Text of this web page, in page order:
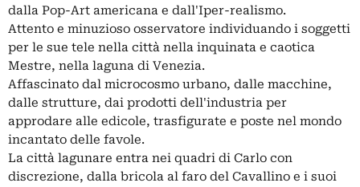
dalla Pop-Art americana e dall'Iper-realismo.
Attento e minuzioso osservatore individuando i soggetti
per le sue tele nella città nella inquinata e caotica
Mestre, nella laguna di Venezia.
Affascinato dal microcosmo urbano, dalle macchine,
dalle strutture, dai prodotti dell'industria per
approdare alle edicole, trasfigurate e poste nel mondo
incantato delle favole.
La città lagunare entra nei quadri di Carlo con
discrezione, dalla bricola al faro del Cavallino e i suoi